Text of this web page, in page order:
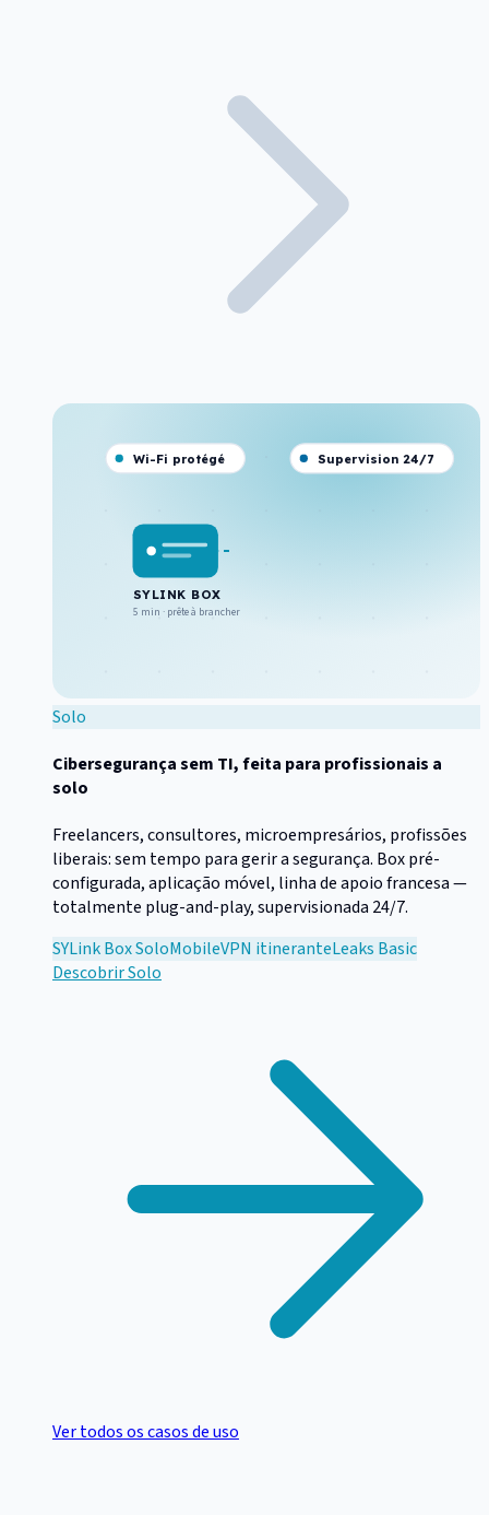
SYLINK BOX
5 min · prête à brancher
Wi-Fi protégé Supervision 24/7
Solo
Cibersegurança sem TI, feita para profissionais a
solo
Freelancers, consultores, microempresários, profissões
liberais: sem tempo para gerir a segurança. Box pré-
configurada, aplicação móvel, linha de apoio francesa —
totalmente plug-and-play, supervisionada 24/7.
SYLink Box SoloMobileVPN itineranteLeaks Basic
DescobrirSolo
Ver todos os casos de uso